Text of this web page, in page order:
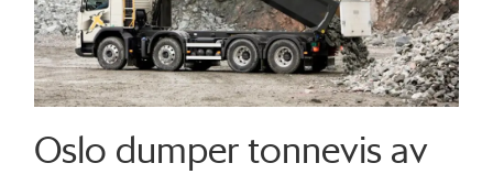
Oslo dumper tonnevis av